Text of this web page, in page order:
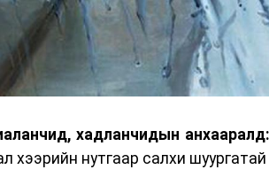
хадланчидын анхааралд:
хээрийн нутгаар салхи